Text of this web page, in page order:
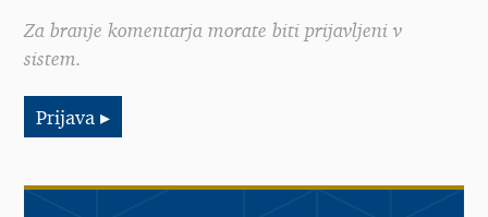
Za branje komentarja morate biti prijavljeni v
sistem.
Prijava